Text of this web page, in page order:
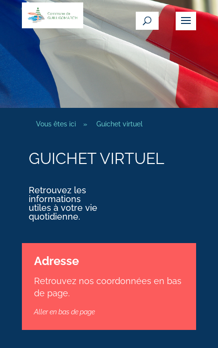
Vous êtes ici » Guichet virtuel
GUICHET VIRTUEL
Retrouvez les
informations
utiles à votre vie
quotidienne.
Adresse
Retrouvez nos coordonnées en bas
de page.
Aller en bas de page